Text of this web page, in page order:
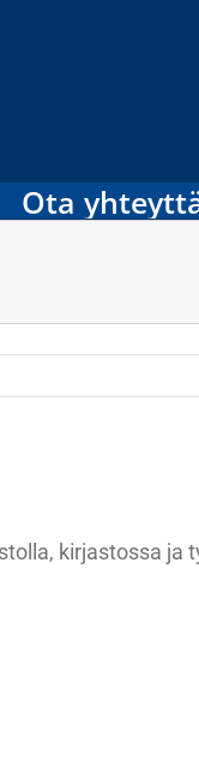
Ota
kirjastossa ja